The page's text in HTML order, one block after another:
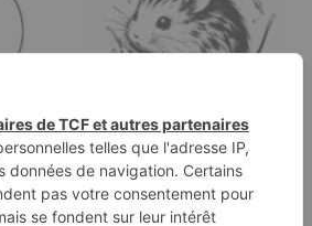
Page à colorier d'un
petit rongeur,
minuscule…